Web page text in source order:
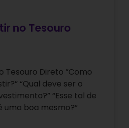
no Tesouro
Tesouro Direto “Como
“Qual deve ser o
“Esse tal de
uma boa mesmo?”